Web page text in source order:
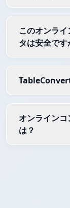
このオンラ
タは安全です
オンライン
は？